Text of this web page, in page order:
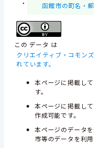
・ 函館市の町名・
この データ は
クリエイティブ・コモン
れています。
本ページに掲載し
す。
本ページに掲載し
作成可能です。
本ページのデータ
市等のデータを利